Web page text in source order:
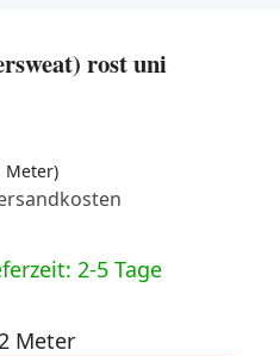
rost uni
Meter)
2-5 Tage
Meter